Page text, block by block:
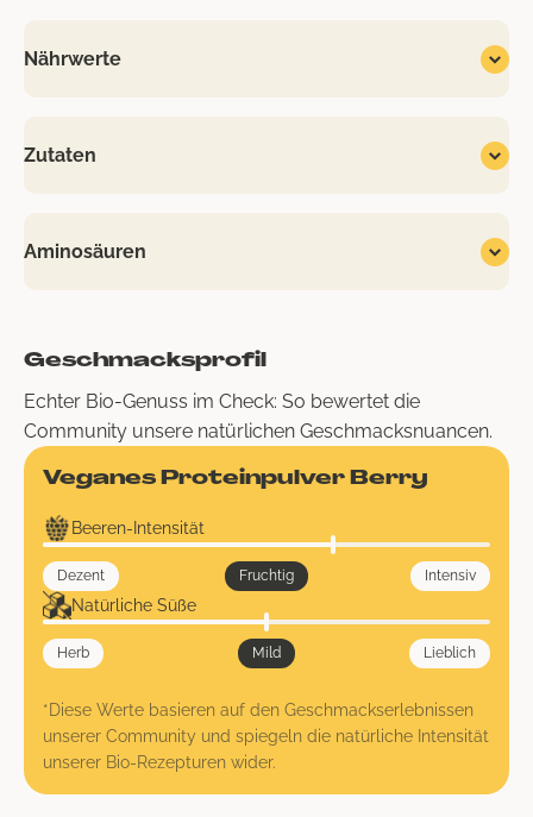
Nährwerte
Zutaten
Aminosäuren
Geschmacksprofil
Echter Bio-Genuss im Check: So bewertet die
Community unsere natürlichen Geschmacksnuancen.
Veganes Proteinpulver Berry
Beeren-Intensität
Dezent Fruchtig Intensiv
Natürliche Süße
Herb Mild Lieblich
*Diese Werte basieren auf den Geschmackserlebnissen
unserer Community und spiegeln die natürliche Intensität
unserer Bio-Rezepturen wider.